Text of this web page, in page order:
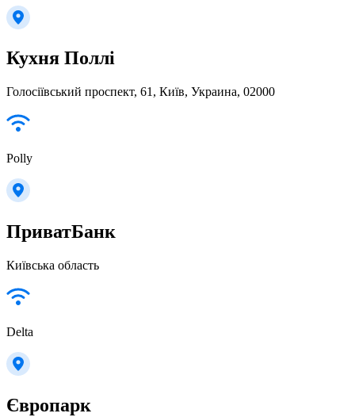
Кухня Поллі
Голосіївський проспект, 61, Київ, Украина, 02000
Polly
ПриватБанк
Київська область
Delta
Європарк